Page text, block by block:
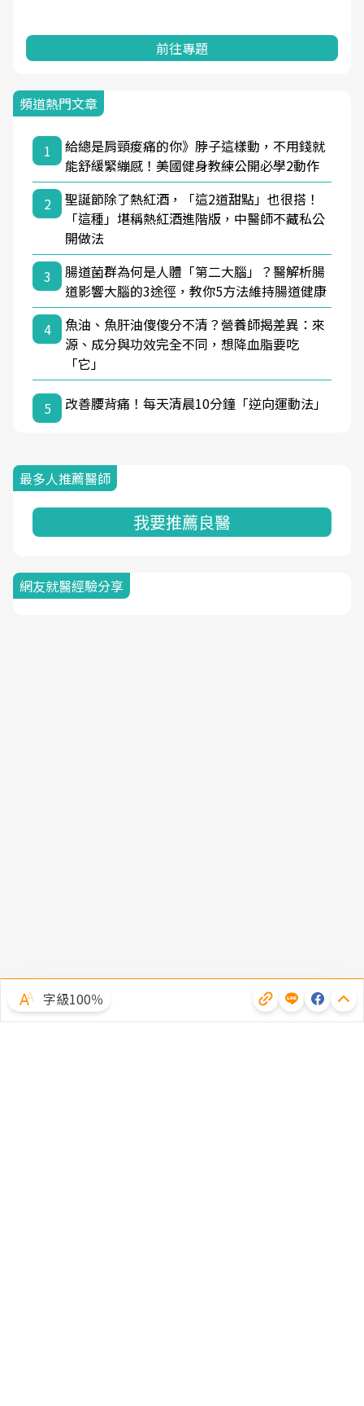
前往專題
頻道熱門文章
1
給總是肩頸痠痛的你》脖子這樣動，不用錢就
能舒緩緊繃感！美國健身教練公開必學2動作
2
聖誕節除了熱紅酒，「這2道甜點」也很搭！
「這種」堪稱熱紅酒進階版，中醫師不藏私公
開做法
3
腸道菌群為何是人體「第二大腦」？醫解析腸
道影響大腦的3途徑，教你5方法維持腸道健康
4
魚油、魚肝油傻傻分不清？營養師揭差異：來
源、成分與功效完全不同，想降血脂要吃
「它」
5 改善腰背痛！每天清晨10分鐘「逆向運動法」
最多人推薦醫師
我要推薦良醫
網友就醫經驗分享
字級100％